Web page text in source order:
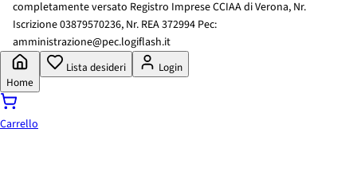
completamente versato Registro Imprese CCIAA di Verona, Nr.
Iscrizione 03879570236, Nr. REA 372994 Pec:
amministrazione@pec.logiflash.it
Home
Lista desideri Login
Carrello